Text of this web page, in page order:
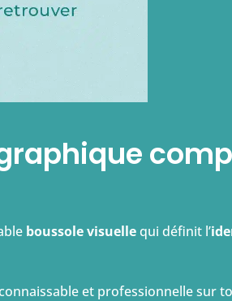
boussole visuellequi définit l’
et professionnelle sur